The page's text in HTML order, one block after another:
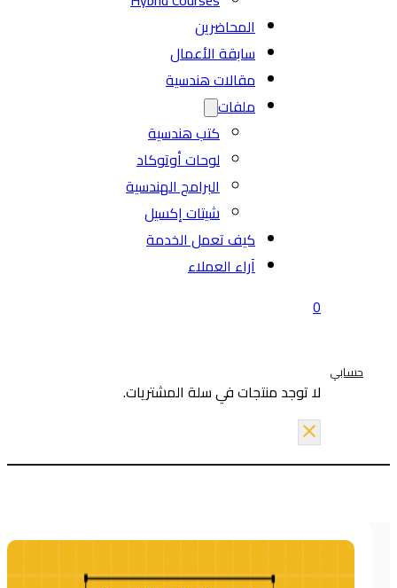
المحاضرين
سابقة الأعمال
مقالات هندسية
ملفات
كتب هندسية
لوحات أوتوكاد
البرامج الهندسية
شيتات إكسيل
كيف تعمل الخدمة
آراء العملاء
حسابي
لا توجد منتجات في سلة المشتريات.